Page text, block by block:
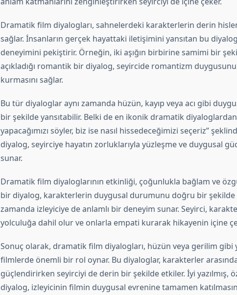
Dramatik film diyalogları, sahnelerdeki karakterlerin derin
sağlar. İnsanların gerçek hayattaki iletişimini yansıtan bu
deneyimini pekiştirir. Örneğin, iki aşığın birbirine samimi bir
açıkladığı romantik bir diyalog, seyircide romantizm
kurmasını sağlar.
Bu tür diyaloglar aynı zamanda hüzün, kayıp veya acı gibi
bir şekilde yansıtabilir. Belki de en ikonik dramatik
yapacağımızı söyler, biz ise nasıl hissedeceğimizi seçeriz”
diyalog, seyirciye hayatın zorluklarıyla yüzleşme ve duygusal
sunar.
Dramatik film diyaloglarının etkinliği, çoğunlukla bağlam ve
bir diyalog, karakterlerin duygusal durumunu doğru bir şekilde
zamanda izleyiciye de anlamlı bir deneyim sunar. Seyirci,
yolculuğa dahil olur ve onlarla empati kurarak hikayenin içine
Sonuç olarak, dramatik film diyalogları, hüzün veya gerilim gibi
filmlerde önemli bir rol oynar. Bu diyaloglar, karakterler
güçlendirirken seyirciyi de derin bir şekilde etkiler. İyi yazılmış,
diyalog, izleyicinin filmin duygusal evrenine tamamen